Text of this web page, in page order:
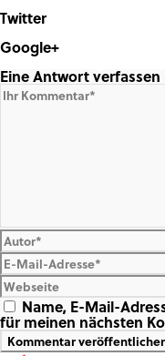
Twitter
Google+
Share on Google+
Eine Antwort verfassen
Name, E-Mail-
für meinen nächsten